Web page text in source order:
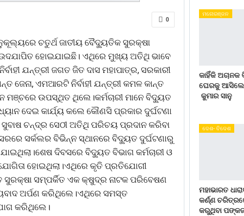
0
ଚତୁର୍ଥ ଜାତୀୟ ବୈଦ୍ୟୁତିକ ସୁରକ୍ଷା
ହୋଇଯାଇଛି। ଏଥିରେ ମୁଖ୍ୟ ଅତିଥି ଭାବେ
ଯନ୍ତ୍ରୀ ଜଗତ ଜିତ ଦାସ ମହାପାତ୍ର, ସରକାରୀ
ଜେନା, ଏମଆରଟି ନିର୍ବାହୀ ଯନ୍ତ୍ରୀ କମଳ କାନ୍ତ
ମଞ୍ଚରେ ଉପସ୍ଥିତ ଥିଲେ।କର୍ମଚାରୀ ମାନେ ବିଦ୍ୟୁତ
ଦେଇ କାର୍ଯ୍ୟ କଲେ କୌଣସି ପ୍ରକାର ଦୁର୍ଘଟଣା
ଚନ୍ଦ୍ର ସେଠୀ ଅତିଥି ପରିଚୟ ପ୍ରଦାନ କରିବା
ସର୍କଲର ବିଭିନ୍ନ ସ୍ଥାନରେ ବିଦ୍ୟୁତ ଦୁର୍ଘଟଣାରୁ
ଦିବସରେ ବିଦ୍ୟୁତ ବିଭାଗ କର୍ମଚାରୀ ଓ
ହୋଇଥିଲା।ଏଥିରେ କୃତି ପ୍ରତିଯୋଗୀ
ସମ୍ପର୍କିତ ଏକ କ୍ଷୁଦ୍ର ନାଟକ ପରିବେଷଣ
ଅର୍ପଣ କରିଥିଲେ।ଏଥିରେ ସମସ୍ତ
କରିଥିଲେ।
ମନୋରଞ୍ଜନ
କାହିଁକି ଅଚାନକ
ଘେରକୁ ଆସିଲେ
କୁମାର ସାନୁ
ଦେଶ- ବିଦେଶ
ମହାଭାରତ
କର୍ଣ୍ଣ
କରୁଥିବା ପଙ୍କଜ